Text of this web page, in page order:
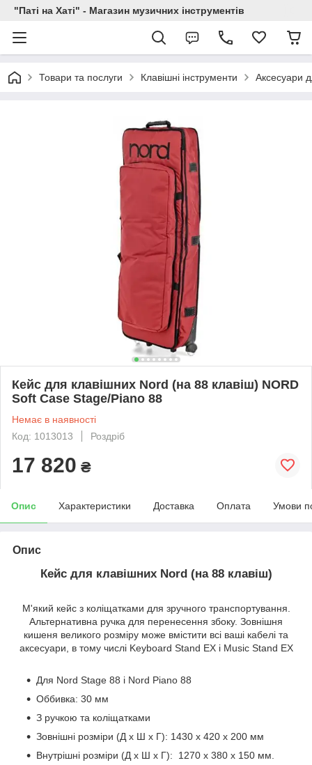
"Паті на Хаті" - Магазин музичних інструментів
Товари та послуги Клавішні інструменти Аксесуари
Кейс для клавішних Nord (на 88 клавіш) NORD
Soft Case Stage/Piano 88
Немає в наявності
Код: 1013013
Роздріб
17 820 ₴
Опис Характеристики Доставка Оплата Умови
Опис
Кейс для клавішних Nord (на 88 клавіш)
М'який кейс з коліщатками для зручного транспортування.
Альтернативна ручка для перенесення збоку. Зовнішня
кишеня великого розміру може вмістити всі ваші кабелі та
аксесуари, в тому числі Keyboard Stand EX і Music Stand EX
Для Nord Stage 88 і Nord Piano 88
Оббивка: 30 мм
З ручкою та коліщатками
Зовнішні розміри (Д x Ш x Г): 1430 x 420 x 200 мм
Внутрішні розміри (Д x Ш x Г): 1270 x 380 x 150 мм.